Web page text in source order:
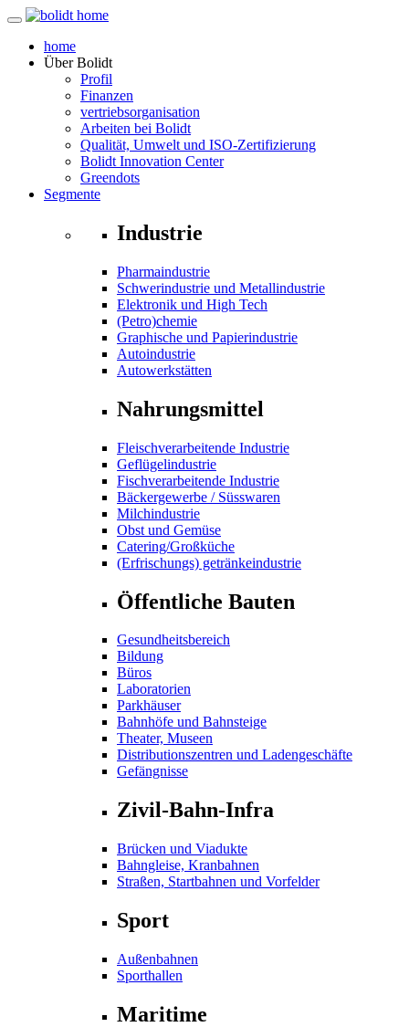
home
ÜberBolidt
Profil
Finanzen
vertriebsorganisation
Arbeiten bei Bolidt
Qualität, Umwelt und ISO-Zertifizierung
Bolidt Innovation Center
Greendots
Segmente
Industrie
Pharmaindustrie
Schwerindustrie und Metallindustrie
Elektronik und High Tech
(Petro)chemie
Graphische und Papierindustrie
Autoindustrie
Autowerkstätten
Nahrungsmittel
Fleischverarbeitende Industrie
Geflügelindustrie
Fischverarbeitende Industrie
Bäckergewerbe / Süsswaren
Milchindustrie
Obst und Gemüse
Catering/Großküche
(Erfrischungs) getränkeindustrie
Öffentliche Bauten
Gesundheitsbereich
Bildung
Büros
Laboratorien
Parkhäuser
Bahnhöfe und Bahnsteige
Theater, Museen
Distributionszentren und Ladengeschäfte
Gefängnisse
Zivil-Bahn-Infra
Brücken und Viadukte
Bahngleise, Kranbahnen
Straßen, Startbahnen und Vorfelder
Sport
Außenbahnen
Sporthallen
Maritime